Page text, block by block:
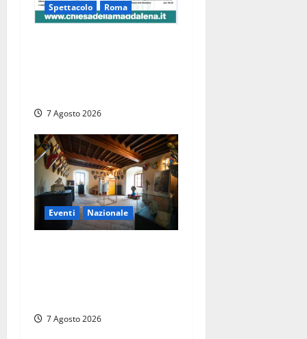
Spettacolo Roma
7 Agosto 2026
Eventi Nazionale
7 Agosto 2026